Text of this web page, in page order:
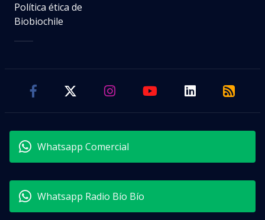
Política ética de
Biobiochile
Whatsapp Comercial
Whatsapp Radio Bío Bío